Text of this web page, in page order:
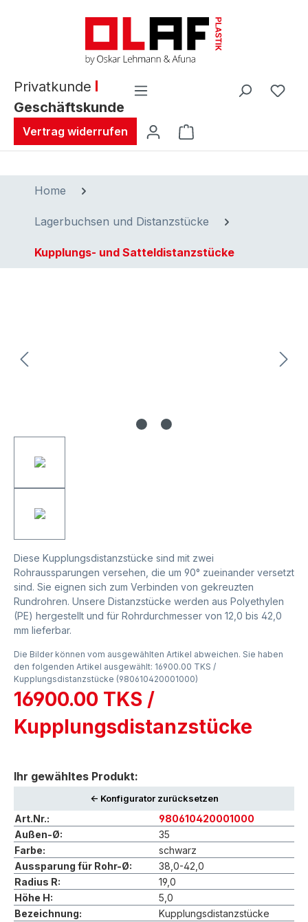
Privatkunde
Geschäftskunde
Vertrag widerrufen Warenkorb enthält
Home
Lagerbuchsen und Distanzstücke
Kupplungs- und Satteldistanzstücke
Diese Kupplungsdistanzstücke sind mit zwei
Rohraussparungen versehen, die um 90° zueinander versetzt
sind. Sie eignen sich zum Verbinden von gekreuzten
Rundrohren. Unsere Distanzstücke werden aus Polyethylen
(PE) hergestellt und für Rohrdurchmesser von 12,0 bis 42,0
mm lieferbar.
Die Bilder können vom ausgewählten Artikel abweichen. Sie haben
den folgenden Artikel ausgewählt: 16900.00 TKS /
Kupplungsdistanzstücke (980610420001000)
16900.00 TKS /
Kupplungsdistanzstücke
Ihr gewähltes Produkt:
<- Konfigurator zurücksetzen
Art.Nr.:
980610420001000
Außen-Ø:
35
Farbe:
schwarz
Aussparung für Rohr-Ø:
38,0-42,0
Radius R:
19,0
Höhe H:
5,0
Bezeichnung:
Kupplungsdistanzstücke